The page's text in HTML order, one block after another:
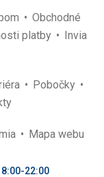
Obchodné
platby
Invia
Pobočky
Mapa webu
22:00